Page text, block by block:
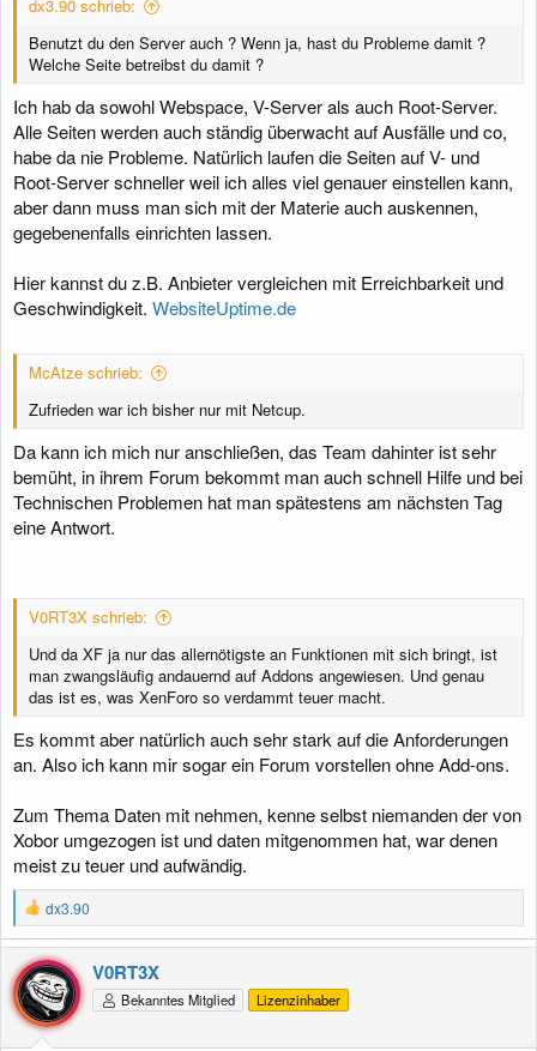
dx3.90 schrieb:
Benutzt du den Server auch ? Wenn ja, hast du Probleme damit ?
Welche Seite betreibst du damit ?
Ich hab da sowohl Webspace, V-Server als auch Root-Server.
Alle Seiten werden auch ständig überwacht auf Ausfälle und co,
habe da nie Probleme. Natürlich laufen die Seiten auf V- und
Root-Server schneller weil ich alles viel genauer einstellen kann,
aber dann muss man sich mit der Materie auch auskennen,
gegebenenfalls einrichten lassen.
Hier kannst du z.B. Anbieter vergleichen mit Erreichbarkeit und
Geschwindigkeit. WebsiteUptime.de
McAtze schrieb:
Zufrieden war ich bisher nur mit Netcup.
Da kann ich mich nur anschließen, das Team dahinter ist sehr
bemüht, in ihrem Forum bekommt man auch schnell Hilfe und bei
Technischen Problemen hat man spätestens am nächsten Tag
eine Antwort.
V0RT3X schrieb:
Und da XF ja nur das allernötigste an Funktionen mit sich bringt, ist
man zwangsläufig andauernd auf Addons angewiesen. Und genau
das ist es, was XenForo so verdammt teuer macht.
Es kommt aber natürlich auch sehr stark auf die Anforderungen
an. Also ich kann mir sogar ein Forum vorstellen ohne Add-ons.
Zum Thema Daten mit nehmen, kenne selbst niemanden der von
Xobor umgezogen ist und daten mitgenommen hat, war denen
meist zu teuer und aufwändig.
R
e
a
k
t
i
o
n
dx3.90
V0RT3X
Bekanntes Mitglied Lizenzinhaber